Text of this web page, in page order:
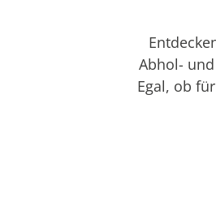
Abhol-
Egal, ob